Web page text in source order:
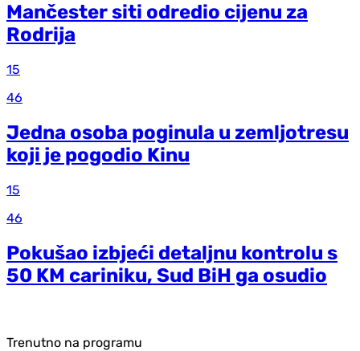
Mančester siti odredio cijenu za
Rodrija
15
46
Jedna osoba poginula u zemljotresu
koji je pogodio Kinu
15
46
Pokušao izbjeći detaljnu kontrolu s
50 KM cariniku, Sud BiH ga osudio
Trenutno na programu